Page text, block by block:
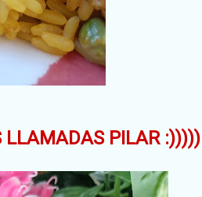
LLAMADAS PILAR :)))))